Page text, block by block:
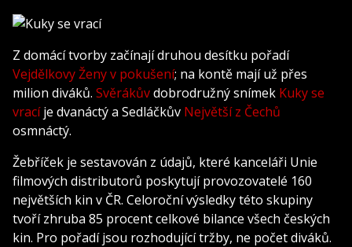
Z domácí tvorby začínají druhou desítku pořadí
VejdělkovyŽeny v pokušení; na kontě mají už přes
milion diváků. Svěrákůvdobrodružný snímek Kuky se
vracíje dvanáctý a Sedláčkův Největší z Čechů
osmnáctý.
Žebříček je sestavován z údajů, které kanceláři Unie
filmových distributorů poskytují provozovatelé 160
největších kin v ČR. Celoroční výsledky této skupiny
tvoří zhruba 85 procent celkové bilance všech českých
kin. Pro pořadí jsou rozhodující tržby, ne počet diváků.